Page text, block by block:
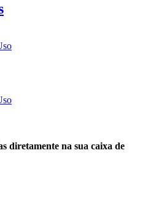
diretamente na sua caixa de